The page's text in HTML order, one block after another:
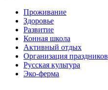
Проживание
Здоровье
Развитие
Конная школа
Активный отдых
Организация праздников
Русская культура
Эко-ферма